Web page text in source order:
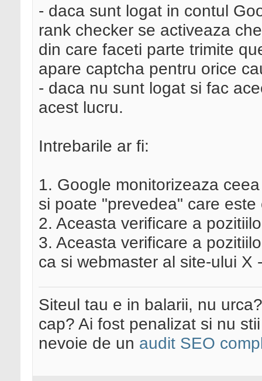
- daca sunt logat in contul
rank checker se activeaza
din care faceti parte trimite
apare captcha pentru orice
- daca nu sunt logat si fac
acest lucru.
Intrebarile ar fi:
1. Google monitorizeaza
si poate "prevedea" care
2. Aceasta verificare a
3. Aceasta verificare a
ca si webmaster al site-ului
Siteul tau e in balarii, nu
cap? Ai fost penalizat si nu
nevoie de un audit SEO